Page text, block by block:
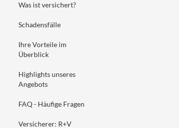
Was ist versichert?
Schadensfälle
Ihre Vorteile im
Überblick
Highlights unseres
Angebots
FAQ - Häufige Fragen
Versicherer: R+V